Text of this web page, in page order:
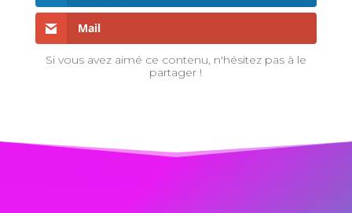
Mail
Si vous avez aimé ce contenu, n'hésitez pas à le
partager !